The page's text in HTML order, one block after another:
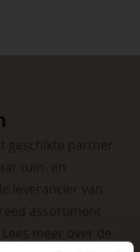
geschikte partner
tuin- en
leverancier van
assortiment
meer over de